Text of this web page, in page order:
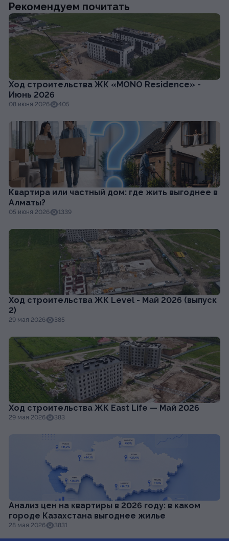
Рекомендуем почитать
Ход строительства ЖК «MONO Residence» -
Июнь 2026
08 июня 2026 405
Квартира или частный дом: где жить выгоднее в
Алматы?
05 июня 2026 1339
Ход строительства ЖК Level - Май 2026 (выпуск
2)
29 мая 2026 385
Ход строительства ЖК East Life — Май 2026
29 мая 2026 383
Анализ цен на квартиры в 2026 году: в каком
городе Казахстана выгоднее жилье
28 мая 2026 3831